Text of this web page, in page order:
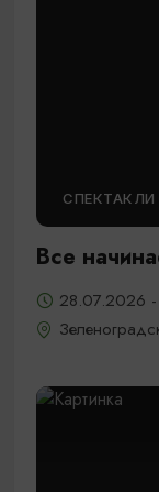
СПЕКТАКЛИ
Все
28.07.2026